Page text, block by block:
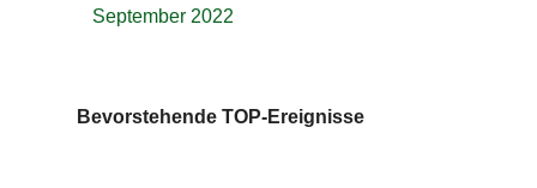
September 2022
Bevorstehende TOP-Ereignisse